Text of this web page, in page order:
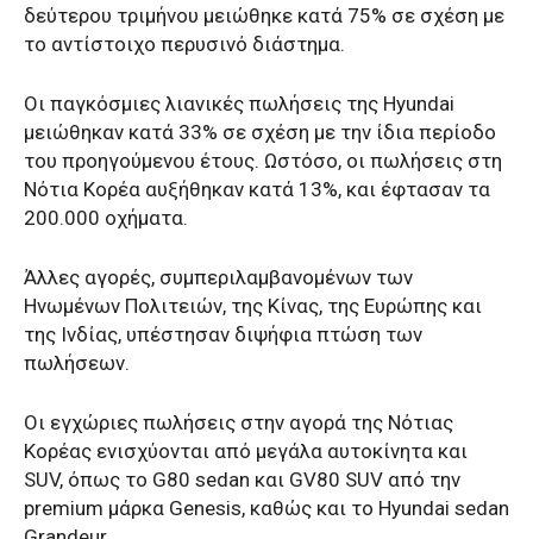
δεύτερου τριμήνου μειώθηκε κατά 75% σε σχέση με
το αντίστοιχο περυσινό διάστημα.
Οι παγκόσμιες λιανικές πωλήσεις της Hyundai
μειώθηκαν κατά 33% σε σχέση με την ίδια περίοδο
του προηγούμενου έτους. Ωστόσο, οι πωλήσεις στη
Νότια Κορέα αυξήθηκαν κατά 13%, και έφτασαν τα
200.000 οχήματα.
Άλλες αγορές, συμπεριλαμβανομένων των
Ηνωμένων Πολιτειών, της Κίνας, της Ευρώπης και
της Ινδίας, υπέστησαν διψήφια πτώση των
πωλήσεων.
Οι εγχώριες πωλήσεις στην αγορά της Νότιας
Κορέας ενισχύονται από μεγάλα αυτοκίνητα και
SUV, όπως το G80 sedan και GV80 SUV από την
premium μάρκα Genesis, καθώς και το Hyundai sedan